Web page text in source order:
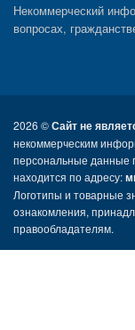
Некоммерческий
вопросах,
2026 ©Сайт не
некоммерческим
персональные данные
находится по адресу:
Логотипы и товарные
ознакомления,
правообладателям.